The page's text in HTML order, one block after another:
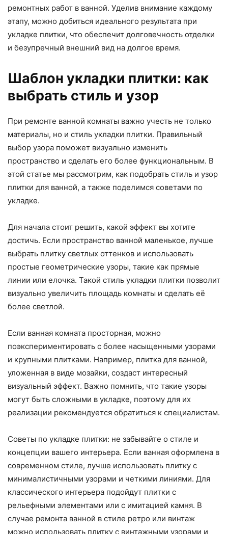
ремонтных работ в ванной. Уделив внимание каждому
этапу, можно добиться идеального результата при
укладке плитки, что обеспечит долговечность отделки
и безупречный внешний вид на долгое время.
Шаблон укладки плитки: как
выбрать стиль и узор
При ремонте ванной комнаты важно учесть не только
материалы, но и стиль укладки плитки. Правильный
выбор узора поможет визуально изменить
пространство и сделать его более функциональным. В
этой статье мы рассмотрим, как подобрать стиль и узор
плитки для ванной, а также поделимся советами по
укладке.
Для начала стоит решить, какой эффект вы хотите
достичь. Если пространство ванной маленькое, лучше
выбрать плитку светлых оттенков и использовать
простые геометрические узоры, такие как прямые
линии или елочка. Такой стиль укладки плитки позволит
визуально увеличить площадь комнаты и сделать её
более светлой.
Если ванная комната просторная, можно
поэкспериментировать с более насыщенными узорами
и крупными плитками. Например, плитка для ванной,
уложенная в виде мозайки, создаст интересный
визуальный эффект. Важно помнить, что такие узоры
могут быть сложными в укладке, поэтому для их
реализации рекомендуется обратиться к специалистам.
Советы по укладке плитки: не забывайте о стиле и
концепции вашего интерьера. Если ванная оформлена в
современном стиле, лучше использовать плитку с
минималистичными узорами и четкими линиями. Для
классического интерьера подойдут плитки с
рельефными элементами или с имитацией камня. В
случае ремонта ванной в стиле ретро или винтаж
можно использовать плитку с винтажными узорами и